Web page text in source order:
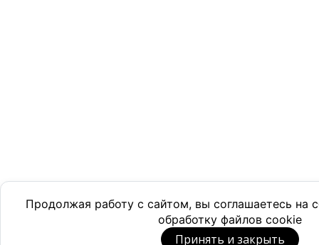
Продолжая работу с сайтом, вы соглашаетесь на
обработку файлов cookie
Принять и закрыть